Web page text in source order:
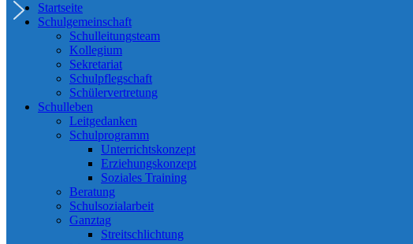
Startseite
Schulgemeinschaft
Schulleitungsteam
Kollegium
Sekretariat
Schulpflegschaft
Schülervertretung
Schulleben
Leitgedanken
Schulprogramm
Unterrichtskonzept
Erziehungskonzept
Soziales Training
Beratung
Schulsozialarbeit
Ganztag
Streitschlichtung